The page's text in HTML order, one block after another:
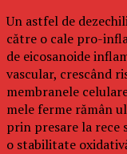
Un astfel de
către o cale pro-
de eicosanoide
vascular, crescând
membranele
mele ferme rămân
prin presare la rece
o stabilitate